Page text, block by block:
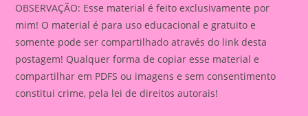
OBSERVAÇÃO: Esse material é feito exclusivamente por
mim! O material é para uso educacional e gratuito e
somente pode ser compartilhado através do link desta
postagem! Qualquer forma de copiar esse material e
compartilhar em PDFS ou imagens e sem consentimento
constitui crime, pela lei de direitos autorais!